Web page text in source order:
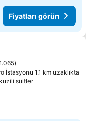
Fiyatları görün
ekle
İstasyonu 1.1 km uzaklıkta
süitler